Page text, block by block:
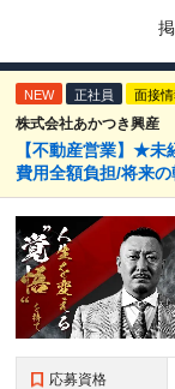
NEW 正社員 面接
株式会社あかつき興産
【不動産営業】★未
費用全額負担/将来
応募資格